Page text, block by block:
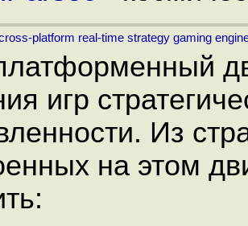
platform real-time strategy gaming
игр
Из
на этом